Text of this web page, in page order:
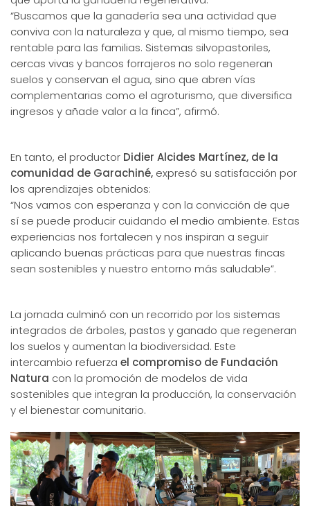
“Buscamos que la ganadería sea una actividad que
conviva con la naturaleza y que, al mismo tiempo, sea
rentable para las familias. Sistemas silvopastoriles,
cercas vivas y bancos forrajeros no solo regeneran
suelos y conservan el agua, sino que abren vías
complementarias como el agroturismo, que diversifica
ingresos y añade valor a la finca”, afirmó.
En tanto, el productor Didier Alcides Martínez, de la
comunidad de Garachiné, expresó su satisfacción por
los aprendizajes obtenidos:
“Nos vamos con esperanza y con la convicción de que
sí se puede producir cuidando el medio ambiente. Estas
experiencias nos fortalecen y nos inspiran a seguir
aplicando buenas prácticas para que nuestras fincas
sean sostenibles y nuestro entorno más saludable”.
La jornada culminó con un recorrido por los sistemas
integrados de árboles, pastos y ganado que regeneran
los suelos y aumentan la biodiversidad. Este
intercambio refuerza el compromiso de Fundación
Natura con la promoción de modelos de vida
sostenibles que integran la producción, la conservación
y el bienestar comunitario.